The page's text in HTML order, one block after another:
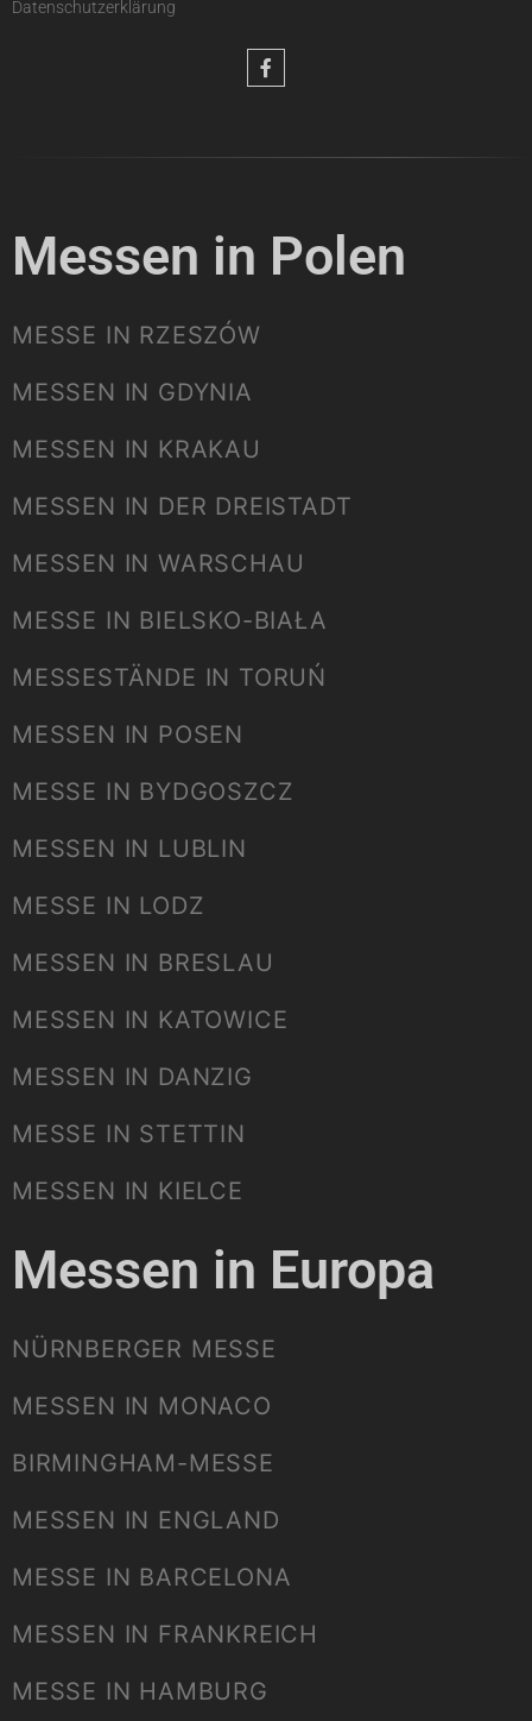
Datenschutzerklärung
Messen in Polen
MESSE IN RZESZÓW
MESSEN IN GDYNIA
MESSEN IN KRAKAU
MESSEN IN DER DREISTADT
MESSEN IN WARSCHAU
MESSE IN BIELSKO-BIAŁA
MESSESTÄNDE IN TORUŃ
MESSEN IN POSEN
MESSE IN BYDGOSZCZ
MESSEN IN LUBLIN
MESSE IN LODZ
MESSEN IN BRESLAU
MESSEN IN KATOWICE
MESSEN IN DANZIG
MESSE IN STETTIN
MESSEN IN KIELCE
Messen in Europa
NÜRNBERGER MESSE
MESSEN IN MONACO
BIRMINGHAM-MESSE
MESSEN IN ENGLAND
MESSE IN BARCELONA
MESSEN IN FRANKREICH
MESSE IN HAMBURG